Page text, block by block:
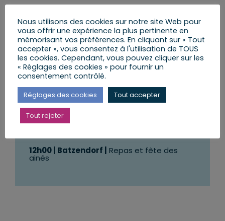
Dimanche 10 décembre
12h00 | Weitbruch |Repas et fête des
ainés
12h00 | Niederschaeffolsheim |Repas et
fête des ainés
12h00 | Rohrwiller |
12h00 | Batzendorf |
Repas et fête des
ainés
Nous utilisons des cookies sur notre site Web pour
vous offrir une expérience la plus pertinente en
mémorisant vos préférences. En cliquant sur « Tout
accepter », vous consentez à l'utilisation de TOUS
les cookies. Cependant, vous pouvez cliquer sur les
« Réglages des cookies » pour fournir un
consentement contrôlé.
Réglages des cookies Tout accepter
Tout rejeter